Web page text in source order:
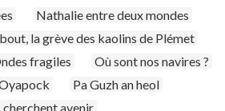
Nathalie entre deux mondes
la grève des kaolins de Plémet
fragiles
Où sont nos navires ?
Pa Guzh an heol
avenir